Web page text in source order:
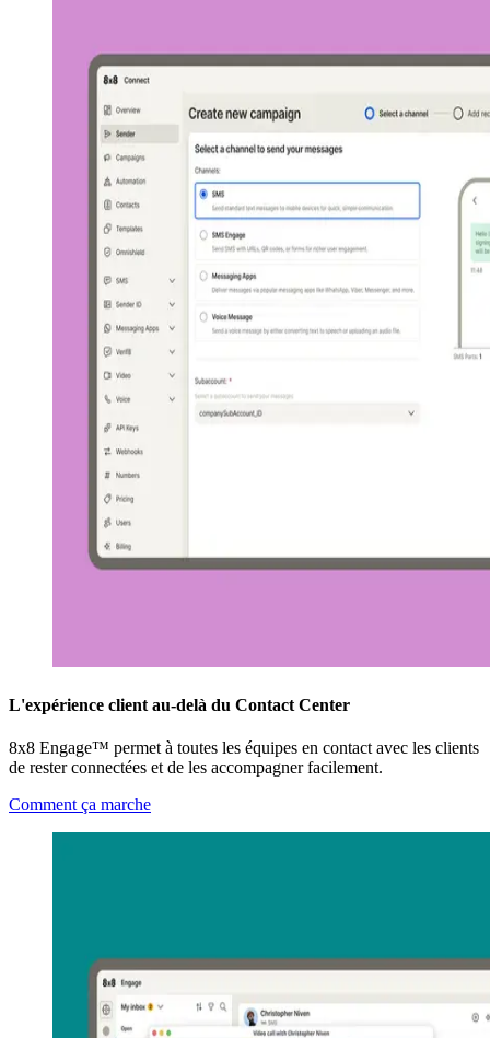
L'expérience client au-delà du Contact Center
8x8 Engage™ permet à toutes les équipes en contact avec les clients
de rester connectées et de les accompagner facilement.
Comment ça marche